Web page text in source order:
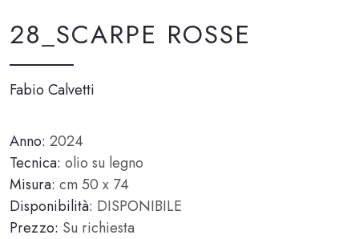
28_SCARPE ROSSE
Fabio Calvetti
Anno: 2024
Tecnica: olio su legno
Misura: cm 50 x 74
Disponibilità: DISPONIBILE
Prezzo: Su richiesta